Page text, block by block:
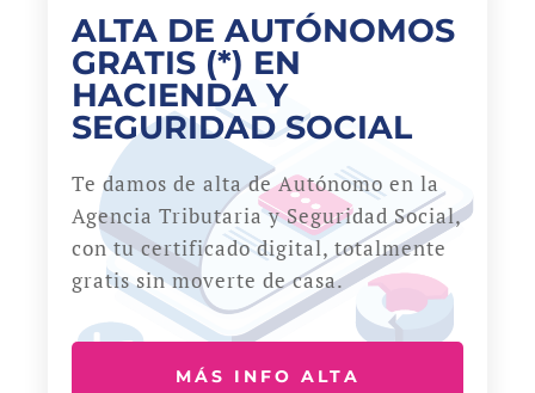
ALTA DE AUTÓNOMOS
GRATIS (*) EN
HACIENDA Y
SEGURIDAD SOCIAL
Te damos de alta de Autónomo en la
Agencia Tributaria y Seguridad Social,
con tu certificado digital, totalmente
gratis sin moverte de casa.
MÁS INFO ALTA